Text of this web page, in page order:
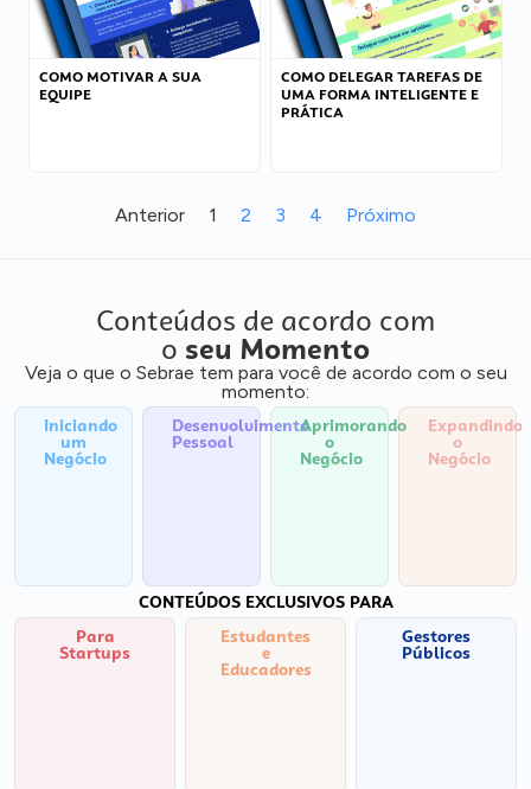
COMO MOTIVAR A SUA
EQUIPE
COMO DELEGAR TAREFAS DE
UMA FORMA INTELIGENTE E
PRÁTICA
Anterior 1 2 3 4 Próximo
Conteúdos de acordo com
o seu Momento
Veja o que o Sebrae tem para você de acordo com o seu
momento:
Iniciando
um
Negócio
Desenvolvimento
Pessoal
Aprimorando
o
Negócio
Expandindo
o
Negócio
CONTEÚDOS EXCLUSIVOS PARA
Para
Startups
Estudantes
e
Educadores
Gestores
Públicos